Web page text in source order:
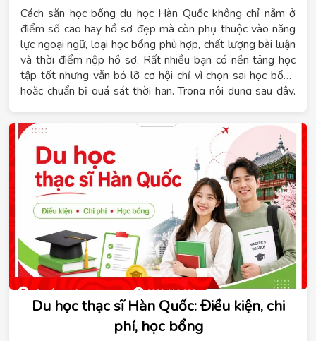
Cách săn học bổng du học Hàn Quốc không chỉ nằm ở
điểm số cao hay hồ sơ đẹp mà còn phụ thuộc vào năng
lực ngoại ngữ, loại học bổng phù hợp, chất lượng bài luận
và thời điểm nộp hồ sơ. Rất nhiều bạn có nền tảng học
tập tốt nhưng vẫn bỏ lỡ cơ hội chỉ vì chọn sai học bổng
hoặc chuẩn bị quá sát thời hạn. Trong nội dung sau đây,
học bổng, điều kiện cần đáp ứng, lộ trình chuẩn bị theo
từng giai đoạn, cách hoàn thiện hồ sơ, kinh nghiệm phỏng
vấn và những lỗi thường gặp cần tránh để tăng cơ hội
được cấp học bổng.
Du học thạc sĩ Hàn Quốc: Điều kiện, chi
phí, học bổng